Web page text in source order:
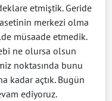
etmiştik. Geride
merkezi olma
müsaade etmedik.
ne olursa olsun
noktasında bunu
kadar açtık. Bugün
ediyoruz.